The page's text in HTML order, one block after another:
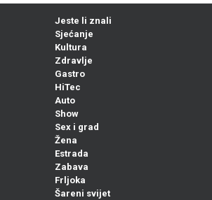
Jeste li znali
Sjećanje
Kultura
Zdravlje
Gastro
HiTec
Auto
Show
Sex i grad
Žena
Estrada
Zabava
Frljoka
Šareni svijet